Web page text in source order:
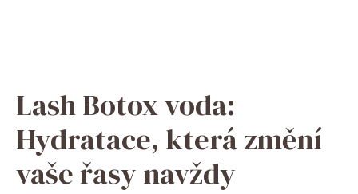
Lash Botox voda:
Hydratace, která změní
vaše řasy navždy